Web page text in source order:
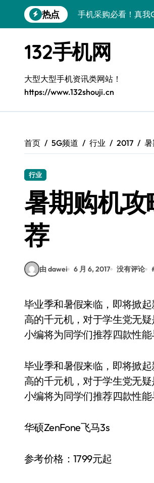
到
热点
手机采购必看！真我
OPPO Find X9 Pro
荣耀500 Pro
手机采购必看！
荣耀ROBOT
三星Galaxy Z Fold7
荣耀WIN资讯一手掌
132手机网
大型大型手机资讯类网站！
https://www.132shouji.cn
首页 5G频道 行业 2017
行业
暑期购机
荐
由 dawei 6 月 6, 2017 没有评论
毕业季和暑假来临，即将掀起新一轮学生购机热潮。国内手机厂商推出了诸多性能强劲、性价比
高的千元机，对于学生党无
小编将为同学们推荐四款性
毕业季和暑假来临，即将掀
高的千元机，对于学生党无
小编将为同学们推荐四款性
华硕ZenFone飞马3s
参考价格：1799元起